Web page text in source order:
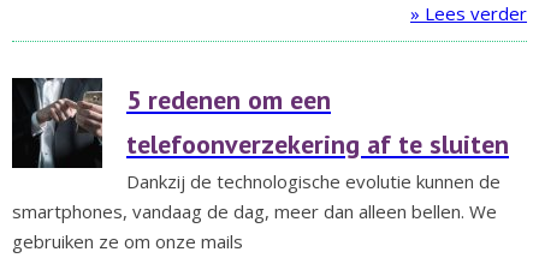
» Lees verder
5 redenen om een
telefoonverzekering af te sluiten
Dankzij de technologische evolutie kunnen de
smartphones, vandaag de dag, meer dan alleen bellen. We
gebruiken ze om onze mails